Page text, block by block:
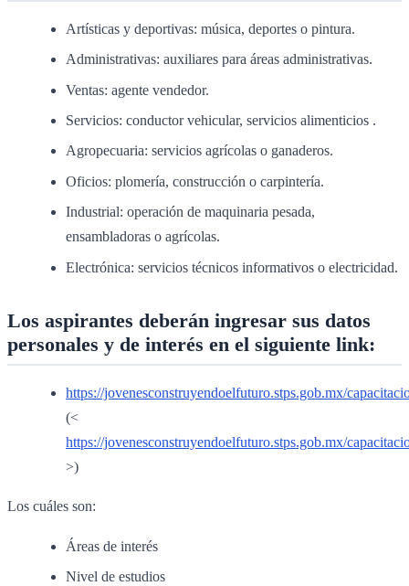
Artísticas y deportivas: música, deportes o pintura.
Administrativas: auxiliares para áreas administrativas.
Ventas: agente vendedor.
Servicios: conductor vehicular, servicios alimenticios .
Agropecuaria: servicios agrícolas o ganaderos.
Oficios: plomería, construcción o carpintería.
Industrial: operación de maquinaria pesada,
ensambladoras o agrícolas.
Electrónica: servicios técnicos informativos o electricidad.
Los aspirantes deberán ingresar sus datos
personales y de interés en el siguiente link:
https://jovenesconstruyendoelfuturo.stps.gob.mx/
(<
https://jovenesconstruyendoelfuturo.stps.gob.mx/
>)
Los cuáles son:
Áreas de interés
Nivel de estudios